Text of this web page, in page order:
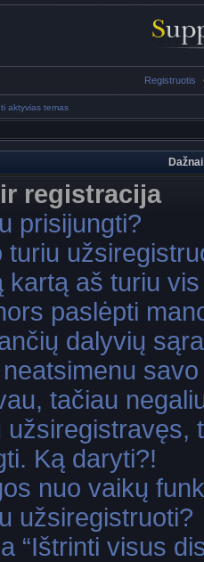
Registruotis
aktyvias temas
registracija
prisijungti?
turiu
kartą aš turiu
paslėpti
dalyvių
tačiau
užsiregistravęs,
Ką daryti?!
nuo vaikų
užsiregistruoti?
“Ištrinti visus